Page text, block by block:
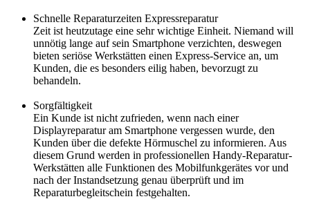
Schnelle Reparaturzeiten Expressreparatur
Zeit ist heutzutage eine sehr wichtige Einheit. Niemand will
unnötig lange auf sein Smartphone verzichten, deswegen
bieten seriöse Werkstätten einen Express-Service an, um
Kunden, die es besonders eilig haben, bevorzugt zu
behandeln.
Sorgfältigkeit
Ein Kunde ist nicht zufrieden, wenn nach einer
Displayreparatur am Smartphone vergessen wurde, den
Kunden über die defekte Hörmuschel zu informieren. Aus
diesem Grund werden in professionellen Handy-Reparatur-
Werkstätten alle Funktionen des Mobilfunkgerätes vor und
nach der Instandsetzung genau überprüft und im
Reparaturbegleitschein festgehalten.